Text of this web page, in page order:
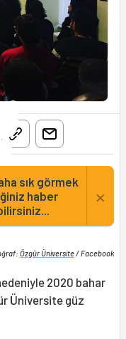
sık görmek
haber
×
Özgür Üniversite/ Facebook
2020 bahar
Üniversite güz